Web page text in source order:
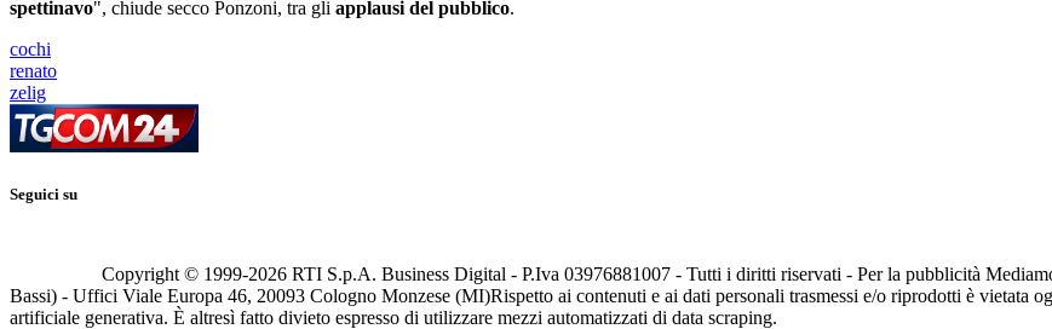
spettinavo", chiude secco Ponzoni, tra gli applausi del pubblico.
cochi
renato
zelig
Seguici su
Copyright © 1999-2026 RTI S.p.A. Business Digital - P.Iva 03976881007 - Tutti i diritti riservati - Per la pubblicità
Bassi) - Uffici Viale Europa 46, 20093 Cologno Monzese (MI)Rispetto ai contenuti e ai dati personali trasmessi e/o riprodotti è vietata
artificiale generativa. È altresì fatto divieto espresso di utilizzare mezzi automatizzati di data scraping.